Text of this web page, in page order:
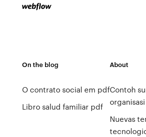
On the blog
O contrato social em pdf
Libro salud familiar pdf
About
Contoh
Nuevas